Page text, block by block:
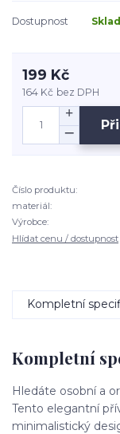
Dostupnost
199 Kč
164 Kč bez DPH
Číslo produktu:
materiál:
Výrobce:
Hlídat cenu / dostupnost
Kompletní
Kompletní
Hledáte osobní a
Tento elegantní
minimalistický